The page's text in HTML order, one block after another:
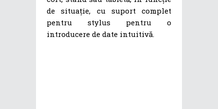
de situație, cu suport complet
pentru stylus pentru o
introducere de date intuitivă.